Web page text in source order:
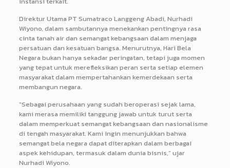
Direktur Utama PT Sumatraco Langgeng Abadi, Nurhadi
Wiyono, dalam sambutannya menekankan pentingnya rasa
cinta tanah air dan semangat kebangsaan dalam menjaga
persatuan dan kesatuan bangsa. Menurutnya, Hari Bela
Negara bukan hanya sekadar peringatan, tetapi juga momen
yang tepat untuk merefleksikan peran serta setiap elemen
masyarakat dalam mempertahankan kemerdekaan serta
membangun negara.
“Sebagai perusahaan yang sudah beroperasi sejak lama,
kami merasa memiliki tanggung jawab untuk turut serta
dalam memperkuat semangat kebangsaan dan nasionalisme
di tengah masyarakat. Kami ingin menunjukkan bahwa
semangat bela negara dapat diterapkan dalam berbagai
aspek kehidupan, termasuk dalam dunia bisnis,” ujar
Nurhadi Wiyono.